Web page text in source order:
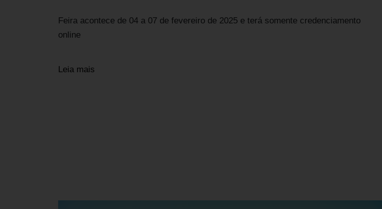
Feira acontece de 04 a 07 de fevereiro de 2025 e terá somente credenciamento
online
Leia mais